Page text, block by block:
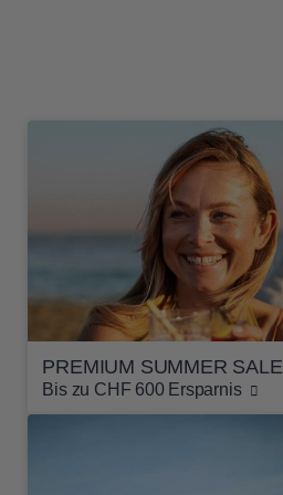
PREMIUM SUMMER SALE
Bis zu CHF 600 Ersparnis